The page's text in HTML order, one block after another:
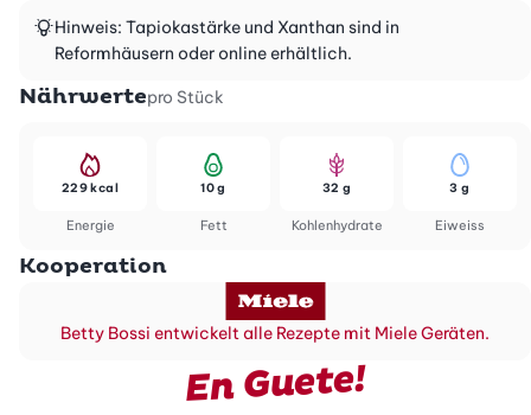
Hinweis: Tapiokastärke und Xanthan sind in
Reformhäusern oder online erhältlich.
Nährwertepro Stück
Energie
229 kcal
Fett
10 g
Kohlenhydrate
32 g
Eiweiss
3 g
Kooperation
Betty Bossi entwickelt alle Rezepte mit Miele Geräten.
En Guete!